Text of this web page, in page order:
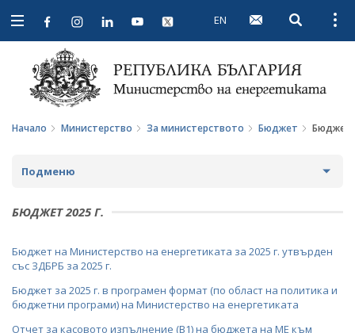
Open
navigation
EN Open
Начало Министерство За министерството Бюджет Бюджет
Подменю
ЗА МИНИСТЕРСТВОТО
МИСИЯ И ЦЕЛИ
ИСТОРИЯ
БЮДЖЕТ 2025 Г.
Бюджет на Министерство на енергетиката за 2025 г. утвърден
със ЗДБРБ за 2025 г.
Бюджет за 2025 г. в програмен формат (по област на политика и
бюджетни програми) на Министерство на енергетиката
Отчет за касовото изпълнение (В1) на бюджета на МЕ към